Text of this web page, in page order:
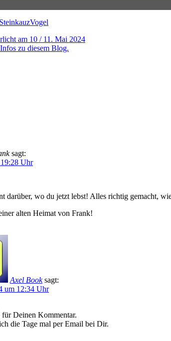
SteinkauzVogel
am 10 / 11. Mai 2024
zu diesem Blog.
sagt:
Uhr
darüber, wo du jetzt lebst! Alles richtig gemacht,
alten Heimat von Frank!
Axel Book sagt:
um 12:34 Uhr
Deinen Kommentar.
die Tage mal per Email bei Dir.